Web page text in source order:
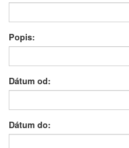
Popis:
Dátum od:
Dátum do: